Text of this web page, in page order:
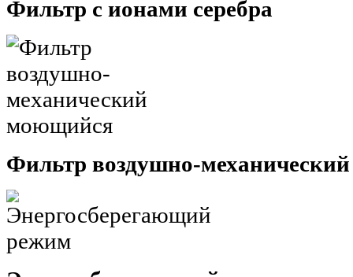
Фильтр с ионами серебра
Фильтр воздушно-